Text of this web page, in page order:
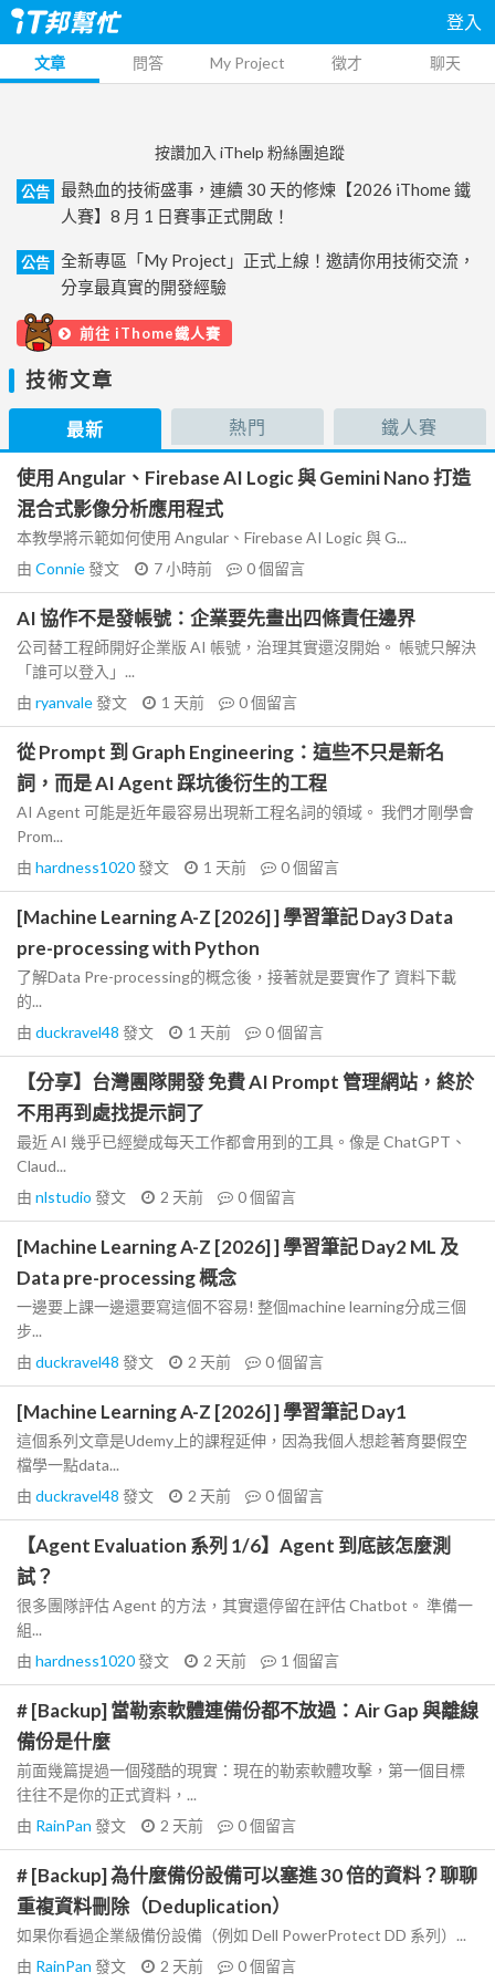
登入
文章 問答 My Project 徵才 聊天
按讚加入 iThelp 粉絲團追蹤
公告
最熱血的技術盛事，連續 30 天的修煉【2026 iThome 鐵
人賽】8 月 1 日賽事正式開啟！
公告
全新專區「My Project」正式上線！邀請你用技術交流，
分享最真實的開發經驗
前往 iThome鐵人賽
技術文章
最新 熱門 鐵人賽
使用 Angular、Firebase AI Logic 與 Gemini Nano 打造
混合式影像分析應用程式
本教學將示範如何使用 Angular、Firebase AI Logic 與 G...
由 Connie發文 7 小時前 0個留言
AI 協作不是發帳號：企業要先畫出四條責任邊界
公司替工程師開好企業版 AI 帳號，治理其實還沒開始。 帳號只解決
「誰可以登入」...
由 ryanvale發文 1 天前 0個留言
從 Prompt 到 Graph Engineering：這些不只是新名
詞，而是 AI Agent 踩坑後衍生的工程
AI Agent 可能是近年最容易出現新工程名詞的領域。 我們才剛學會
Prom...
由 hardness1020發文 1 天前 0個留言
[Machine Learning A-Z [2026] ] 學習筆記 Day3 Data
pre-processing with Python
了解Data Pre-processing的概念後，接著就是要實作了 資料下載
的...
由 duckravel48 發文 1 天前 0個留言
【分享】台灣團隊開發 免費 AI Prompt 管理網站，終於
不用再到處找提示詞了
最近 AI 幾乎已經變成每天工作都會用到的工具。像是 ChatGPT、
Claud...
由 nlstudio 發文 2 天前 0個留言
[Machine Learning A-Z [2026] ] 學習筆記 Day2 ML 及
Data pre-processing 概念
一邊要上課一邊還要寫這個不容易! 整個machine learning分成三個
步...
由 duckravel48 發文 2 天前 0個留言
[Machine Learning A-Z [2026] ] 學習筆記 Day1
這個系列文章是Udemy上的課程延伸，因為我個人想趁著育嬰假空
檔學一點data...
由 duckravel48 發文 2 天前 0個留言
【Agent Evaluation 系列 1/6】Agent 到底該怎麼測
試？
很多團隊評估 Agent 的方法，其實還停留在評估 Chatbot。 準備一
組...
由 hardness1020發文 2 天前 1 個留言
# [Backup] 當勒索軟體連備份都不放過：Air Gap 與離線
備份是什麼
前面幾篇提過一個殘酷的現實：現在的勒索軟體攻擊，第一個目標
往往不是你的正式資料，...
由 RainPan 發文 2 天前 0個留言
# [Backup] 為什麼備份設備可以塞進 30 倍的資料？聊聊
重複資料刪除（Deduplication）
如果你看過企業級備份設備（例如 Dell PowerProtect DD 系列）...
由 RainPan 發文 2 天前 0個留言